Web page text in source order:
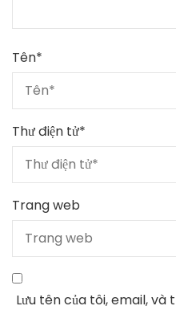
Tên*
Thư điện tử*
Trang web
Lưu tên của tôi, email,